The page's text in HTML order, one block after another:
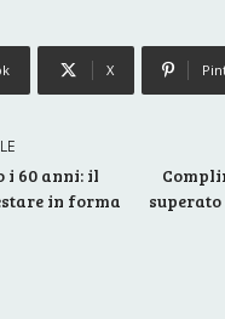
X
i 60 anni: il
in forma